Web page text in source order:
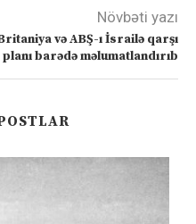
Növbəti yazı
və ABŞ-ı İsrailə qarşı
barədə məlumatlandırıb